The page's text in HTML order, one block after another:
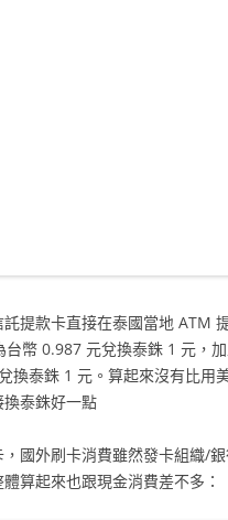
託提款卡直接在泰國當地 ATM
台幣 0.987 元兌換泰銖 1 元，
換泰銖 1 元。算起來沒有比用
泰銖好一點
國外刷卡消費雖然發卡組織/
算起來也跟現金消費差不多：